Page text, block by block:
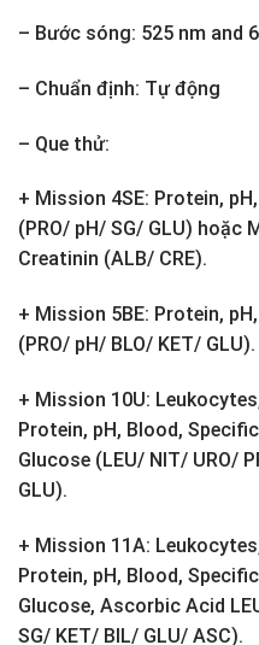
– Bước sóng: 525 nm and
– Chuẩn định: Tự động
– Que thử:
+ Mission 4SE: Protein,
(PRO/ pH/ SG/ GLU) hoặc
Creatinin (ALB/ CRE).
+ Mission 5BE: Protein,
(PRO/ pH/ BLO/ KET/ GLU).
+ Mission 10U:
Protein, pH, Blood,
Glucose (LEU/ NIT/ URO/
GLU).
+ Mission 11A:
Protein, pH, Blood,
Glucose, Ascorbic Acid
SG/ KET/ BIL/ GLU/ ASC).